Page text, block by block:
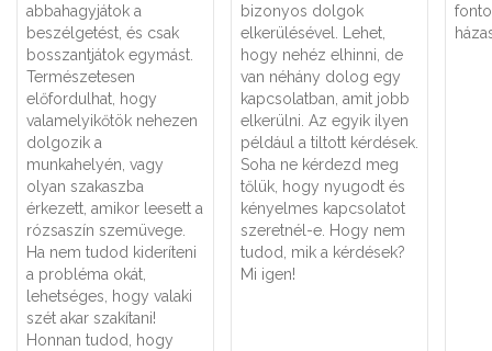
abbahagyjátok a
beszélgetést, és csak
bosszantjátok egymást.
Természetesen
előfordulhat, hogy
valamelyikőtök nehezen
dolgozik a
munkahelyén, vagy
olyan szakaszba
érkezett, amikor leesett a
rózsaszín szemüvege.
Ha nem tudod kideríteni
a probléma okát,
lehetséges, hogy valaki
szét akar szakítani!
Honnan tudod, hogy
bizonyos dolgok
elkerülésével. Lehet,
hogy nehéz elhinni, de
van néhány dolog egy
kapcsolatban, amit jobb
elkerülni. Az egyik ilyen
például a tiltott kérdések.
Soha ne kérdezd meg
tőlük, hogy nyugodt és
kényelmes kapcsolatot
szeretnél-e. Hogy nem
tudod, mik a kérdések?
Mi igen!